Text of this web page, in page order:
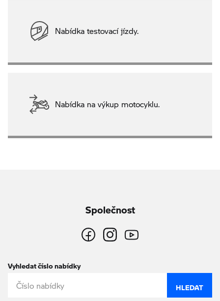
Nabídka testovací jízdy.
Nabídka na výkup motocyklu.
Společnost
Vyhledat číslo nabídky
HLEDAT